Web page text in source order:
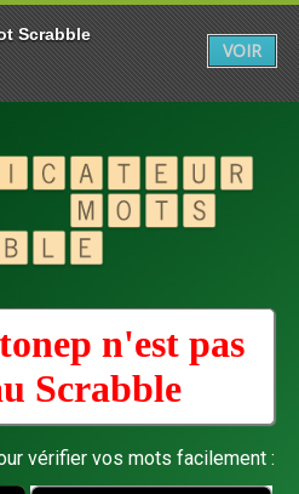
n'est pas
Scrabble
vérifier vos mots facilement :
Scrabble
VOIR